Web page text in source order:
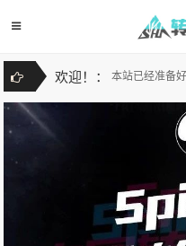
本站已经准备
欢迎！： 本站已经准备